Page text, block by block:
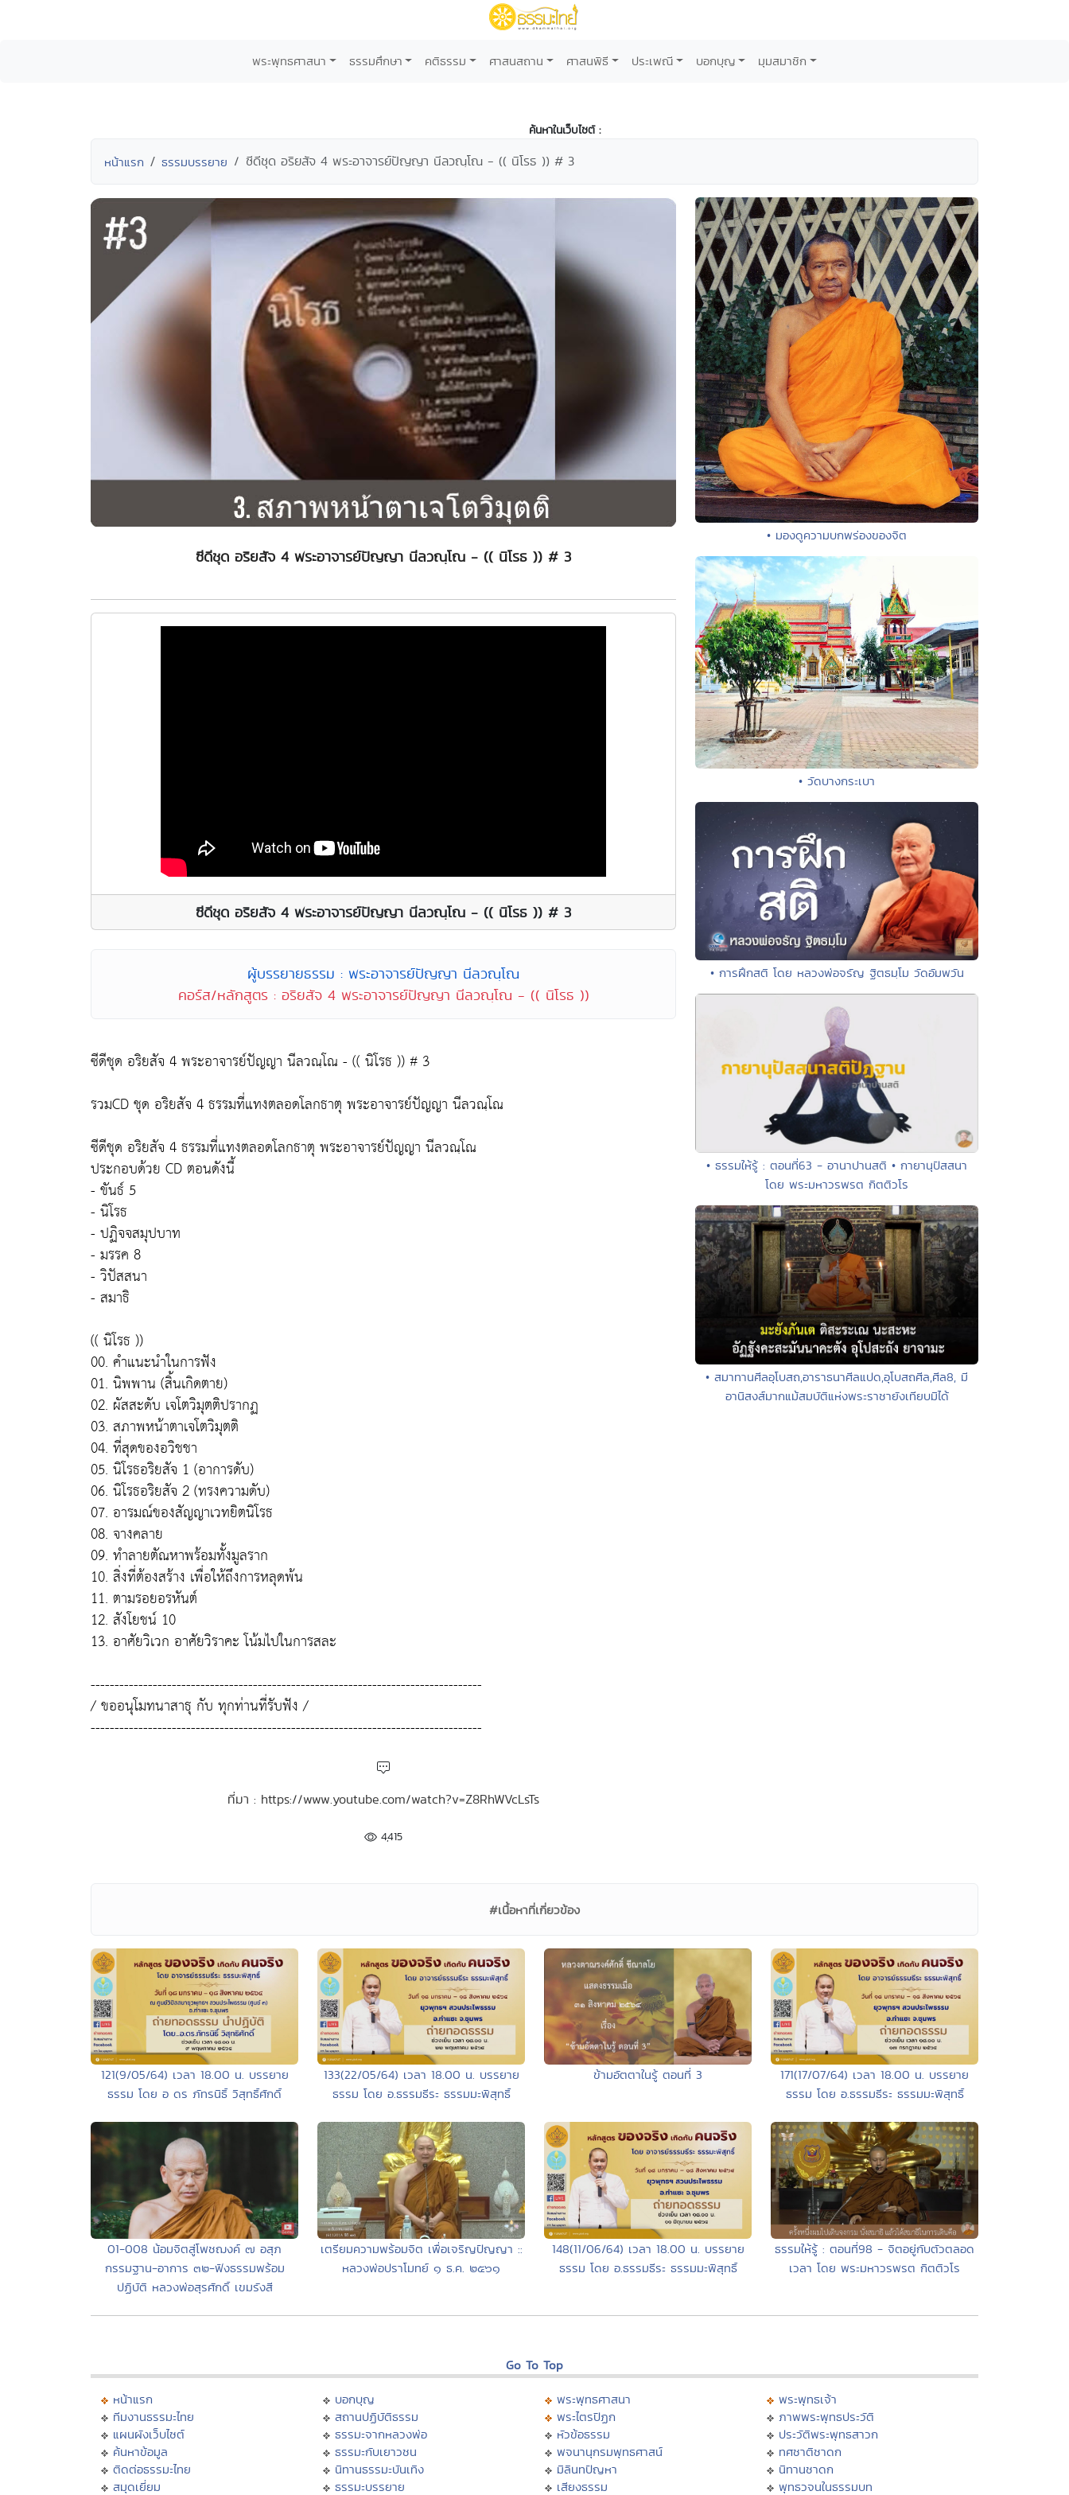
พระพุทธศาสนา ธรรมศึกษา คติธรรม ศาสนสถาน ศาสนพิธี ประเพณี บอกบุญ มุมสมาชิก
ค้นหาในเว็บไซต์ :
หน้าแรก ธรรมบรรยาย ซีดีชุด อริยสัจ 4 พระอาจารย์ปัญญา นีลวณฺโณ - (( นิโรธ )) # 3
ซีดีชุด อริยสัจ 4 พระอาจารย์ปัญญา นีลวณฺโณ - (( นิโรธ )) # 3
ซีดีชุด อริยสัจ 4 พระอาจารย์ปัญญา นีลวณฺโณ - (( นิโรธ )) # 3
ผู้บรรยายธรรม : พระอาจารย์ปัญญา นีลวณฺโณ
คอร์ส/หลักสูตร : อริยสัจ 4 พระอาจารย์ปัญญา นีลวณฺโณ - (( นิโรธ ))
ซีดีชุด อริยสัจ 4 พระอาจารย์ปัญญา นีลวณฺโณ - (( นิโรธ )) # 3
รวมCD ชุด อริยสัจ 4 ธรรมที่แทงตลอดโลกธาตุ พระอาจารย์ปัญญา นีลวณฺโณ
ซีดีชุด อริยสัจ 4 ธรรมที่แทงตลอดโลกธาตุ พระอาจารย์ปัญญา นีลวณฺโณ
ประกอบด้วย CD ตอนดังนี้
- ขันธ์ 5
- นิโรธ
- ปฏิจจสมุปบาท
- มรรค 8
- วิปัสสนา
- สมาธิ
(( นิโรธ ))
00. คำแนะนำในการฟัง
01. นิพพาน (สิ้นเกิดตาย)
02. ผัสสะดับ เจโตวิมุตติปรากฏ
03. สภาพหน้าตาเจโตวิมุตติ
04. ที่สุดของอวิชชา
05. นิโรธอริยสัจ 1 (อาการดับ)
06. นิโรธอริยสัจ 2 (ทรงความดับ)
07. อารมณ์ของสัญญาเวทยิตนิโรธ
08. จางคลาย
09. ทำลายตัณหาพร้อมทั้งมูลราก
10. สิ่งที่ต้องสร้าง เพื่อให้ถึงการหลุดพ้น
11. ตามรอยอรหันต์
12. สังโยชน์ 10
13. อาศัยวิเวก อาศัยวิราคะ โน้มไปในการสละ
----------------------------------------------------------------------------------
/ ขออนุโมทนาสาธุ กับ ทุกท่านที่รับฟัง /
----------------------------------------------------------------------------------
ที่มา : https://www.youtube.com/watch?v=Z8RhWVcLsTs
4,415
• มองดูความบกพร่องของจิต
• วัดบางกระเบา
• การฝึกสติ โดย หลวงพ่อจรัญ ฐิตธมฺโม วัดอัมพวัน
• ธรรมให้รู้ : ตอนที่63 - อานาปานสติ • กายานุปัสสนา
โดย พระมหาวรพรต กิตติวโร
• สมาทานศีลอุโบสถ,อาราธนาศีลแปด,อุโบสถศีล,ศีล8, มี
อานิสงส์มากแม้สมบัติแห่งพระราชายังเทียบมิได้
#เนื้อหาที่เกี่ยวข้อง
121(9/05/64) เวลา 18.00 น. บรรยาย
ธรรม โดย อ ดร ภัทรนิธิ์ วิสุทธิ์ศักดิ์
133(22/05/64) เวลา 18.00 น. บรรยาย
ธรรม โดย อ.ธรรมธีระ ธรรมมะพิสุทธิ์
ข้ามอัตตาในรู้ ตอนที่ 3
171(17/07/64) เวลา 18.00 น. บรรยาย
ธรรม โดย อ.ธรรมธีระ ธรรมมะพิสุทธิ์
01-008 น้อมจิตสู่โพชฌงค์ ๗ อสุภ
กรรมฐาน-อาการ ๓๒-ฟังธรรมพร้อม
ปฏิบัติ หลวงพ่อสุรศักดิ์ เขมรังสี
เตรียมความพร้อมจิต เพื่อเจริญปัญญา ::
หลวงพ่อปราโมทย์ ๑ ธ.ค. ๒๕๖๑
148(11/06/64) เวลา 18.00 น. บรรยาย
ธรรม โดย อ.ธรรมธีระ ธรรมมะพิสุทธิ์
ธรรมให้รู้ : ตอนที่98 - จิตอยู่กับตัวตลอด
เวลา โดย พระมหาวรพรต กิตติวโร
Go To Top
หน้าแรก
ทีมงานธรรมะไทย
แผนผังเว็บไซต์
ค้นหาข้อมูล
ติดต่อธรรมะไทย
สมุดเยี่ยม
บอกบุญ
สถานปฏิบัติธรรม
ธรรมะจากหลวงพ่อ
ธรรมะกับเยาวชน
นิทานธรรมะบันเทิง
ธรรมะบรรยาย
พระพุทธศาสนา
พระไตรปิฏก
หัวข้อธรรม
พจนานุกรมพุทธศาสน์
มิลินทปัญหา
เสียงธรรม
พระพุทธเจ้า
ภาพพระพุทธประวัติ
ประวัติพระพุทธสาวก
ทศชาติชาดก
นิทานชาดก
พุทธวจนในธรรมบท